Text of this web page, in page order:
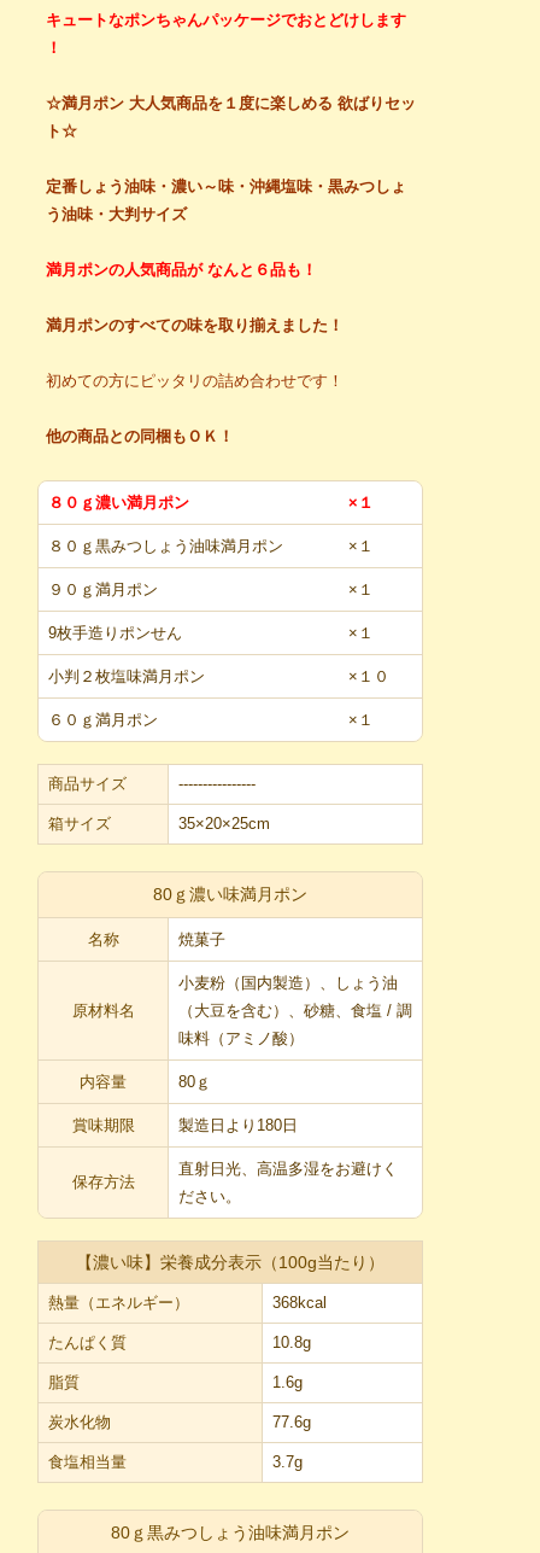
キュートなポンちゃんパッケージでおとどけします
！
☆満月ポン 大人気商品を１度に楽しめる 欲ばりセッ
ト☆
定番しょう油味・濃い～味・沖縄塩味・黒みつしょ
う油味・大判サイズ
満月ポンの人気商品が なんと６品も！
満月ポンのすべての味を取り揃えました！
初めての方にピッタリの詰め合わせです！
他の商品との同梱もＯＫ！
８０ｇ濃い満月ポン ×１
８０ｇ黒みつしょう油味満月ポン ×１
９０ｇ満月ポン ×１
9枚手造りポンせん ×１
小判２枚塩味満月ポン ×１０
６０ｇ満月ポン ×１
商品サイズ ----------------
箱サイズ 35×20×25cm
80ｇ濃い味満月ポン
名称 焼菓子
原材料名
小麦粉（国内製造）、しょう油
（大豆を含む）、砂糖、食塩 / 調
味料（アミノ酸）
内容量 80ｇ
賞味期限 製造日より180日
保存方法
直射日光、高温多湿をお避けく
ださい。
【濃い味】栄養成分表示（100g当たり）
熱量（エネルギー） 368kcal
たんぱく質 10.8g
脂質 1.6g
炭水化物 77.6g
食塩相当量 3.7g
80ｇ黒みつしょう油味満月ポン